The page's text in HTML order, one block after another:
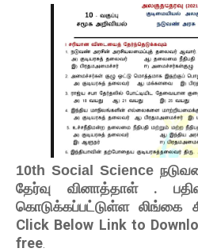
10th Social Science
தேர்வு வினாத்தாள்
.
கொடுக்கப்பட்டுள்ள லிங்கை
Click Below Link to
free